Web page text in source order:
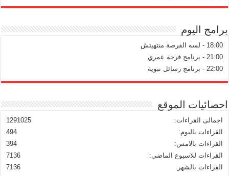
برامج اليوم
18:00 - لسه الفرصة منتهيتش
21:00 - برنامج فرحة عمري
22:00 - برنامج رسائل نبوية
احصائيات الموقع
1291025
اجمالى القراءات:
494
القراءات باليوم:
394
القراءات بالامس:
7136
القراءات للاسبوع الماضى:
7136
القراءات بالشهر: